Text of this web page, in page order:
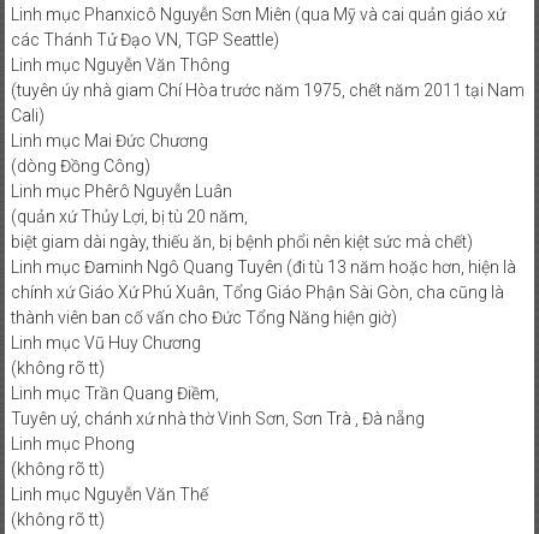
Linh mục Phanxicô Nguyễn Sơn Miên (qua Mỹ và cai quản giáo xứ
các Thánh Tử Đạo VN, TGP Seattle)
Linh mục Nguyễn Văn Thông
(tuyên úy nhà giam Chí Hòa trước năm 1975, chết năm 2011 tại Nam
Cali)
Linh mục Mai Đức Chương
(dòng Đồng Công)
Linh mục Phêrô Nguyễn Luân
(quản xứ Thủy Lợi, bị tù 20 năm,
biệt giam dài ngày, thiếu ăn, bị bệnh phổi nên kiệt sức mà chết)
Linh mục Đaminh Ngô Quang Tuyên (đi tù 13 năm hoặc hơn, hiện là
chính xứ Giáo Xứ Phú Xuân, Tổng Giáo Phận Sài Gòn, cha cũng là
thành viên ban cố vấn cho Đức Tổng Năng hiện giờ)
Linh mục Vũ Huy Chương
(không rõ tt)
Linh mục Trần Quang Điềm,
Tuyên uý, chánh xứ nhà thờ Vinh Sơn, Sơn Trà , Đà nẵng
Linh mục Phong
(không rõ tt)
Linh mục Nguyễn Văn Thế
(không rõ tt)